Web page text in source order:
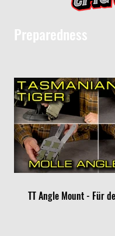
Preparedness
TT Angle Mount - Für